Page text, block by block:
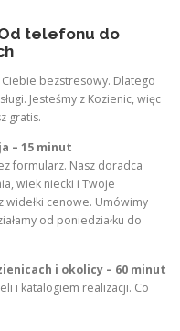
telefonu do
Ciebie bezstresowy. Dlatego
Jesteśmy z Kozienic, więc
gratis.
– 15 minut
formularz. Nasz doradca
wiek niecki i Twoje
widełki cenowe. Umówimy
od poniedziałku do
i okolicy – 60 minut
i katalogiem realizacji. Co